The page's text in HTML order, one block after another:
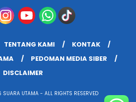
TENTANG KAMI
KONTAK
PEDOMAN MEDIA SIBER
DISCLAIMER
UTAMA - ALL RIGHTS RESERVED